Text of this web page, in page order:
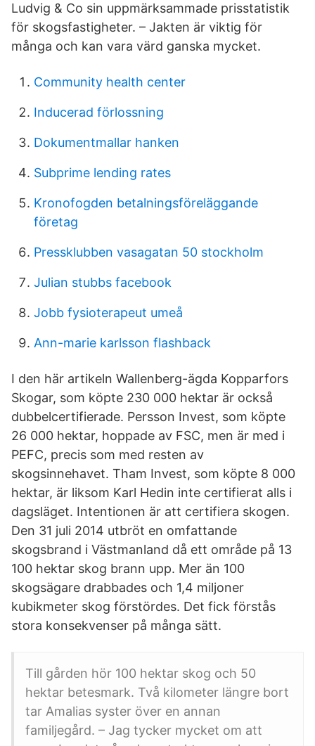
Ludvig & Co sin uppmärksammade prisstatistik
för skogsfastigheter. – Jakten är viktig för
många och kan vara värd ganska mycket.
Community health center
Inducerad förlossning
Dokumentmallar hanken
Subprime lending rates
Kronofogden betalningsföreläggande
företag
Pressklubben vasagatan 50 stockholm
Julian stubbs facebook
Jobb fysioterapeut umeå
Ann-marie karlsson flashback
I den här artikeln Wallenberg-ägda Kopparfors
Skogar, som köpte 230 000 hektar är också
dubbelcertifierade. Persson Invest, som köpte
26 000 hektar, hoppade av FSC, men är med i
PEFC, precis som med resten av
skogsinnehavet. Tham Invest, som köpte 8 000
hektar, är liksom Karl Hedin inte certifierat alls i
dagsläget. Intentionen är att certifiera skogen.
Den 31 juli 2014 utbröt en omfattande
skogsbrand i Västmanland då ett område på 13
100 hektar skog brann upp. Mer än 100
skogsägare drabbades och 1,4 miljoner
kubikmeter skog förstördes. Det fick förstås
stora konsekvenser på många sätt.
Till gården hör 100 hektar skog och 50
hektar betesmark. Två kilometer längre bort
tar Amalias syster över en annan
familjegård. – Jag tycker mycket om att